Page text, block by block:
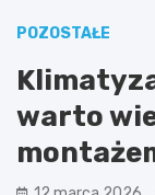
POZOSTAŁE
warto